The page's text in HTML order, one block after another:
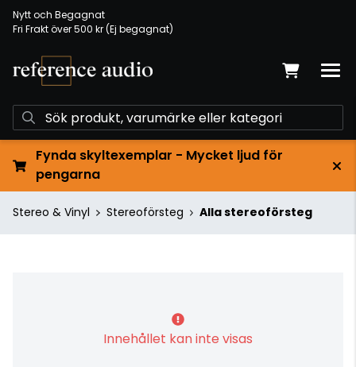
Nytt och Begagnat
Fri Frakt över 500 kr (Ej begagnat)
Fynda skyltexemplar - Mycket ljud för
pengarna
Stereo & Vinyl Stereoförsteg Alla stereoförsteg
Innehållet kan inte visas